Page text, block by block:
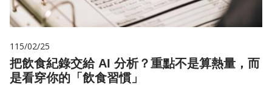
115/02/25
把飲食紀錄交給 AI 分析？重點不是算熱量，而
是看穿你的「飲食習慣」